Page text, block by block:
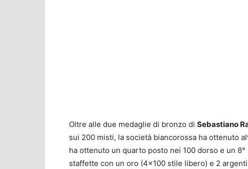
Oltre alle due medaglie di bronzo di Sebastiano
sui 200 misti, la società biancorossa ha ottenuto
ha ottenuto un quarto posto nei 100 dorso e un
staffette con un oro (4×100 stile libero) e 2